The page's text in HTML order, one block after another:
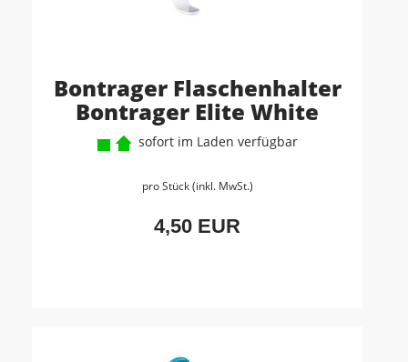
Bontrager Flaschenhalter
Bontrager Elite White
sofort im Laden verfügbar
pro Stück (inkl. MwSt.)
4,50 EUR